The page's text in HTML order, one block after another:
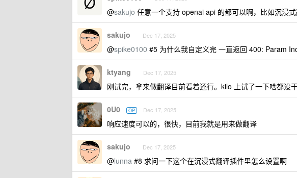
@sakujo 任意一个支持 openai api 的都可以啊，比如沉浸式
sakujo Dec 17, 2025
@spike0100 #5 为什么我自定义完 一直返回 400: Param
ktyang Dec 17, 2025
刚试完，拿来做翻译目前看着还行。kilo 上试了一下啥都没干
0U0 OP Dec 17, 2025
响应速度可以的，很快，目前我就是用来做翻译
sakujo Dec 17, 2025
@lunna #8 求问一下这个在沉浸式翻译插件里怎么设置啊